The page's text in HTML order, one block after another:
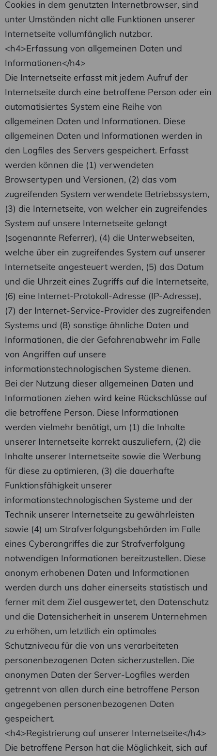
Cookies in dem genutzten Internetbrowser, sind
unter Umständen nicht alle Funktionen unserer
Internetseite vollumfänglich nutzbar.
<h4>Erfassung von allgemeinen Daten und
Informationen</h4>
Die Internetseite erfasst mit jedem Aufruf der
Internetseite durch eine betroffene Person oder ein
automatisiertes System eine Reihe von
allgemeinen Daten und Informationen. Diese
allgemeinen Daten und Informationen werden in
den Logfiles des Servers gespeichert. Erfasst
werden können die (1) verwendeten
Browsertypen und Versionen, (2) das vom
zugreifenden System verwendete Betriebssystem,
(3) die Internetseite, von welcher ein zugreifendes
System auf unsere Internetseite gelangt
(sogenannte Referrer), (4) die Unterwebseiten,
welche über ein zugreifendes System auf unserer
Internetseite angesteuert werden, (5) das Datum
und die Uhrzeit eines Zugriffs auf die Internetseite,
(6) eine Internet-Protokoll-Adresse (IP-Adresse),
(7) der Internet-Service-Provider des zugreifenden
Systems und (8) sonstige ähnliche Daten und
Informationen, die der Gefahrenabwehr im Falle
von Angriffen auf unsere
informationstechnologischen Systeme dienen.
Bei der Nutzung dieser allgemeinen Daten und
Informationen ziehen wird keine Rückschlüsse auf
die betroffene Person. Diese Informationen
werden vielmehr benötigt, um (1) die Inhalte
unserer Internetseite korrekt auszuliefern, (2) die
Inhalte unserer Internetseite sowie die Werbung
für diese zu optimieren, (3) die dauerhafte
Funktionsfähigkeit unserer
informationstechnologischen Systeme und der
Technik unserer Internetseite zu gewährleisten
sowie (4) um Strafverfolgungsbehörden im Falle
eines Cyberangriffes die zur Strafverfolgung
notwendigen Informationen bereitzustellen. Diese
anonym erhobenen Daten und Informationen
werden durch uns daher einerseits statistisch und
ferner mit dem Ziel ausgewertet, den Datenschutz
und die Datensicherheit in unserem Unternehmen
zu erhöhen, um letztlich ein optimales
Schutzniveau für die von uns verarbeiteten
personenbezogenen Daten sicherzustellen. Die
anonymen Daten der Server-Logfiles werden
getrennt von allen durch eine betroffene Person
angegebenen personenbezogenen Daten
gespeichert.
<h4>Registrierung auf unserer Internetseite</h4>
Die betroffene Person hat die Möglichkeit, sich auf